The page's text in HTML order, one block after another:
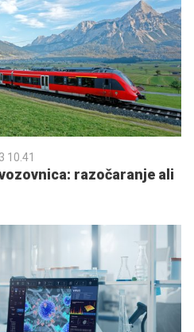
10.41
razočaranje ali